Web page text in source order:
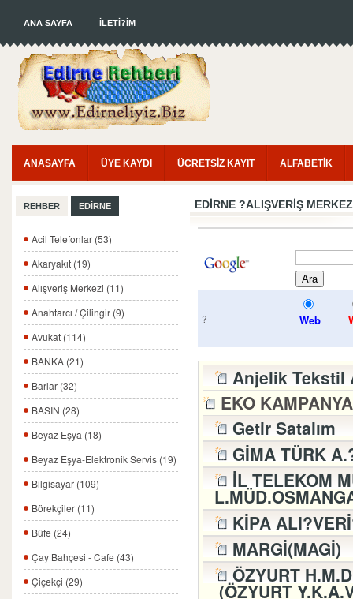
ANA SAYFA İLETİ?İM
ANASAYFA ÜYE KAYDI ÜCRETSİZ KAYIT ALFABETİK
REHBER EDİRNE
Acil Telefonlar (53)
Akaryakıt (19)
Alışveriş Merkezi (11)
Anahtarcı / Çilingir (9)
Avukat (114)
BANKA (21)
Barlar (32)
BASIN (28)
Beyaz Eşya (18)
Beyaz Eşya-Elektronik Servis (19)
Bilgisayar (109)
Börekçiler (11)
Büfe (24)
Çay Bahçesi - Cafe (43)
Çiçekçi (29)
EDIRNE ?ALIŞVERIŞ
? Web
Anjelik Tekstil
EKO KAMPANYA
Getir Satalım
GİMA TÜRK
İL TELEKOM
KİPA
MARGİ(MAGİ)
ÖZYURT
(ÖZYURT